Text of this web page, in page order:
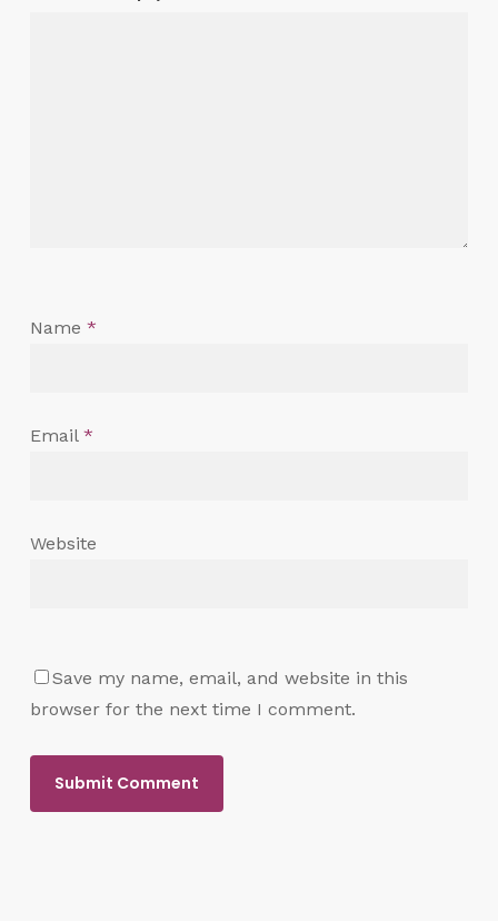
Name *
Email *
Website
Save my name, email, and website in this
browser for the next time I comment.